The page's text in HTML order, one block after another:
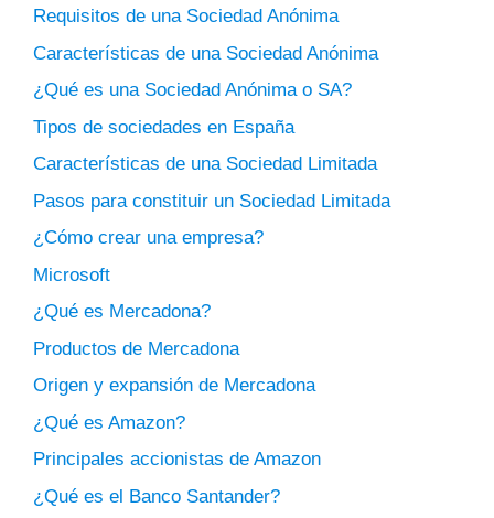
Requisitos de una Sociedad Anónima
Características de una Sociedad Anónima
¿Qué es una Sociedad Anónima o SA?
Tipos de sociedades en España
Características de una Sociedad Limitada
Pasos para constituir un Sociedad Limitada
¿Cómo crear una empresa?
Microsoft
¿Qué es Mercadona?
Productos de Mercadona
Origen y expansión de Mercadona
¿Qué es Amazon?
Principales accionistas de Amazon
¿Qué es el Banco Santander?